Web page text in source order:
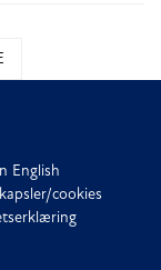
English
cookies